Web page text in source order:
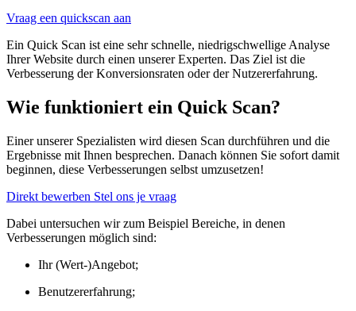
Vraag een quickscan aan
Ein Quick Scan ist eine sehr schnelle, niedrigschwellige Analyse
Ihrer Website durch einen unserer Experten. Das Ziel ist die
Verbesserung der Konversionsraten oder der Nutzererfahrung.
Wie funktioniert ein Quick Scan?
Einer unserer Spezialisten wird diesen Scan durchführen und die
Ergebnisse mit Ihnen besprechen. Danach können Sie sofort damit
beginnen, diese Verbesserungen selbst umzusetzen!
Direkt bewerben Stel ons je vraag
Dabei untersuchen wir zum Beispiel Bereiche, in denen
Verbesserungen möglich sind:
Ihr (Wert-)Angebot;
Benutzererfahrung;